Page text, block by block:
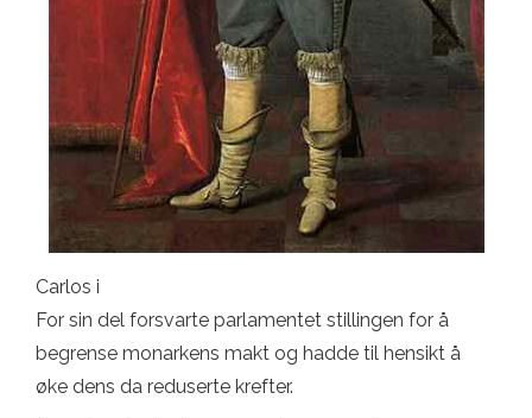
Carlos i
For sin del forsvarte parlamentet stillingen for å
begrense monarkens makt og hadde til hensikt å
øke dens da reduserte krefter.